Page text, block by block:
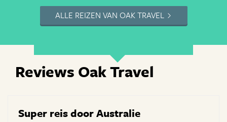
ALLE REIZEN VAN OAK TRAVEL
Reviews Oak Travel
Super reis door Australie